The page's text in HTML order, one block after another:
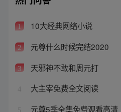
1 10大经典网络小说
2 元尊什么时候完结2020
3 天邪神不敢和周元打
4 大主宰免费全文阅读
5 元尊5季全集免费观看高清